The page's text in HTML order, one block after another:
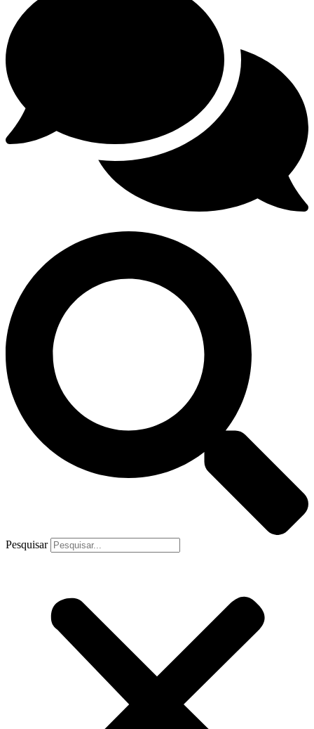
Pesquisar